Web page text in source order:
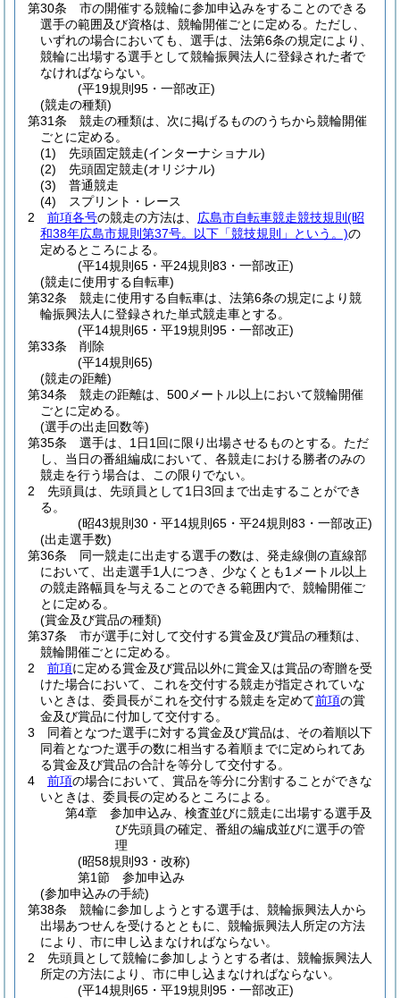
第30条
市の開催する競輪に参加申込みをすることのできる
選手の範囲及び資格は、競輪開催ごとに定める。 ただし、
いずれの場合においても、選手は、法第6条の規定により、
競輪に出場する選手として競輪振興法人に登録された者で
なければならない。
(平19規則95・一部改正)
(競走の種類)
第31条
競走の種類は、次に掲げるもののうちから競輪開催
ごとに定める。
(1)
先頭固定競走(インターナショナル)
(2)
先頭固定競走(オリジナル)
(3)
普通競走
(4)
スプリント・レース
2
前項各号の競走の方法は、 広島市自転車競走競技規則 (昭
和38年広島市規則第37号。以下「競技規則」という。)の
定めるところによる。
(平14規則65・平24規則83・一部改正)
(競走に使用する自転車)
第32条
競走に使用する自転車は、法第6条の規定により競
輪振興法人に登録された単式競走車とする。
(平14規則65・平19規則95・一部改正)
第33条
削除
(平14規則65)
(競走の距離)
第34条
競走の距離は、500メートル以上において競輪開催
ごとに定める。
(選手の出走回数等)
第35条
選手は、1日1回に限り出場させるものとする。 ただ
し、当日の番組編成において、各競走における勝者のみの
競走を行う場合は、この限りでない。
2
先頭員は、先頭員として1日3回まで出走することができ
る。
(昭43規則30・平14規則65・平24規則83・一部改正)
(出走選手数)
第36条
同一競走に出走する選手の数は、発走線側の直線部
において、出走選手1人につき、少なくとも1メートル以上
の競走路幅員を与えることのできる範囲内で、競輪開催ご
とに定める。
(賞金及び賞品の種類)
第37条
市が選手に対して交付する賞金及び賞品の種類は、
競輪開催ごとに定める。
2
前項に定める賞金及び賞品以外に賞金又は賞品の寄贈を受
けた場合において、これを交付する競走が指定されていな
いときは、委員長がこれを交付する競走を定めて前項の賞
金及び賞品に付加して交付する。
3
同着となつた選手に対する賞金及び賞品は、その着順以下
同着となつた選手の数に相当する着順までに定められてあ
る賞金及び賞品の合計を等分して交付する。
4
前項の場合において、賞品を等分に分割することができな
いときは、委員長の定めるところによる。
第4章
参加申込み、検査並びに競走に出場する選手及
び先頭員の確定、番組の編成並びに選手の管
理
(昭58規則93・改称)
第1節
参加申込み
(参加申込みの手続)
第38条
競輪に参加しようとする選手は、競輪振興法人から
出場あつせんを受けるとともに、競輪振興法人所定の方法
により、市に申し込まなければならない。
2
先頭員として競輪に参加しようとする者は、競輪振興法人
所定の方法により、市に申し込まなければならない。
(平14規則65・平19規則95・一部改正)